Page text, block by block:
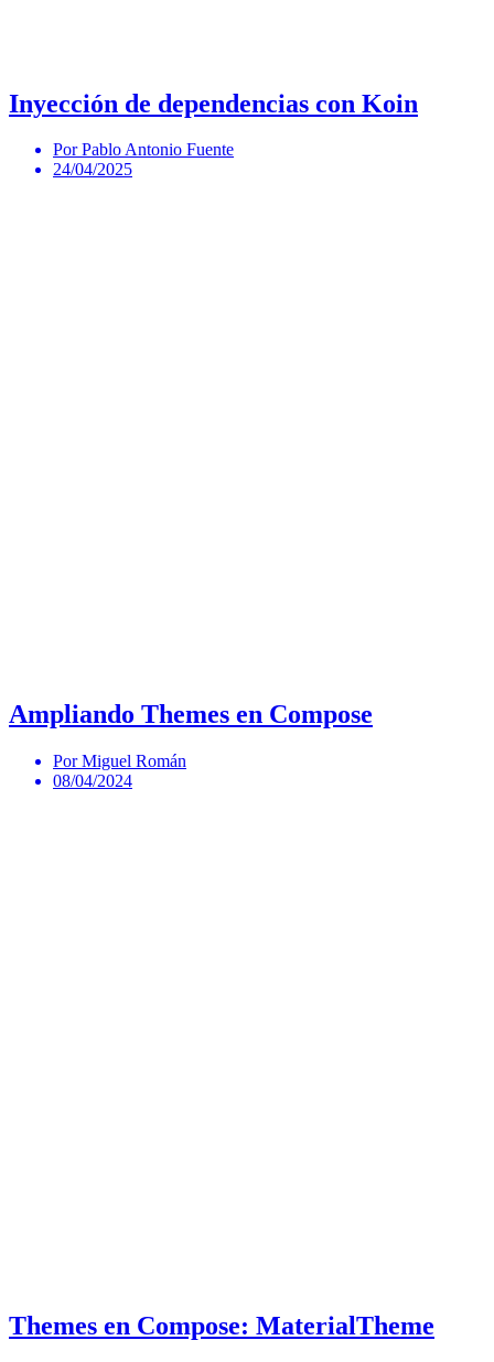
Inyección de dependencias con Koin
Por Pablo Antonio Fuente
24/04/2025
Ampliando Themes en Compose
Por Miguel Román
08/04/2024
Themes en Compose: MaterialTheme